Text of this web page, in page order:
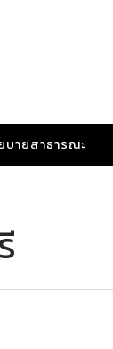
บายสาธารณะ